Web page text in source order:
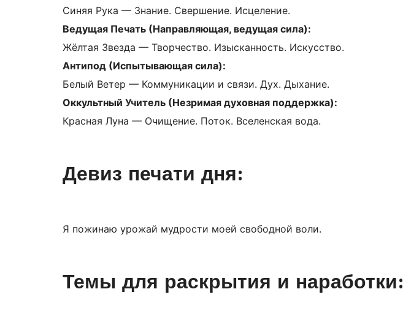
Синяя Рука — Знание. Свершение. Исцеление.
Ведущая Печать (Направляющая, ведущая сила):
Жёлтая Звезда — Творчество. Изысканность. Искусство.
Антипод (Испытывающая сила):
Белый Ветер — Коммуникации и связи. Дух. Дыхание.
Оккультный Учитель (Незримая духовная поддержка):
Красная Луна — Очищение. Поток. Вселенская вода.
Девиз печати дня:
Я пожинаю урожай мудрости моей свободной воли.
Темы для раскрытия и наработки: